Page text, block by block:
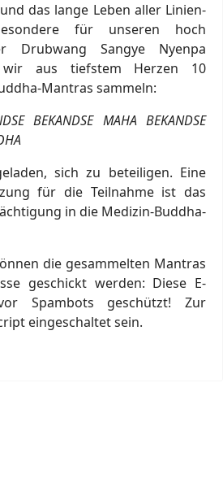
das lange Leben aller Linien-
für unseren hoch
Drubwang Sangye Nyenpa
wir aus tiefstem Herzen 10
Mantras sammeln:
BEKANDSE MAHA BEKANDSE
sich zu beteiligen. Eine
für die Teilnahme ist das
in die Medizin-Buddha-
die gesammelten Mantras
geschickt werden: Diese E-
Spambots geschützt! Zur
eingeschaltet sein.